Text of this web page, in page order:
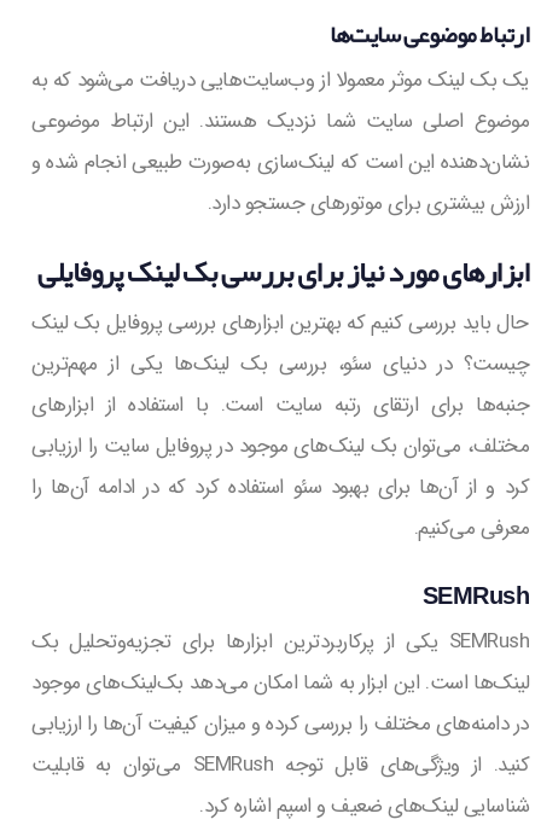
ارتباط موضوعی سایت‌ها
یک بک لینک موثر معمولا از وب‌سایت‌هایی دریافت می‌شود که به
موضوع اصلی سایت شما نزدیک هستند. این ارتباط موضوعی
نشان‌دهنده این است که لینک‌سازی به‌صورت طبیعی انجام شده و
ارزش بیشتری برای موتورهای جستجو دارد.
ابزارهای مورد نیاز برای بررسی بک لینک پروفایلی
حال باید بررسی کنیم که بهترین ابزارهای بررسی پروفایل بک لینک
چیست؟ در دنیای سئو، بررسی بک لینک‌ها یکی از مهم‌ترین
جنبه‌ها برای ارتقای رتبه سایت است. با استفاده از ابزارهای
مختلف، می‌توان بک لینک‌های موجود در پروفایل سایت را ارزیابی
کرد و از آن‌ها برای بهبود سئو استفاده کرد که در ادامه آن‌ها را
معرفی می‌کنیم.
SEMRush
SEMRush یکی از پرکاربردترین ابزارها برای تجزیه‌وتحلیل بک
لینک‌ها است. این ابزار به شما امکان می‌دهد بک‌لینک‌های موجود
در دامنه‌های مختلف را بررسی کرده و میزان کیفیت آن‌ها را ارزیابی
کنید. از ویژگی‌های قابل توجه SEMRush می‌توان به قابلیت
شناسایی لینک‌های ضعیف و اسپم اشاره کرد.